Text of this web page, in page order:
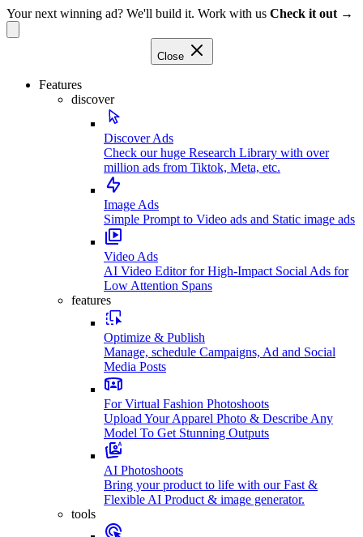
Your next winning ad? We'll build it. Work with us Check it out →
Close
Features
discover
Discover Ads
Check our huge Research Library with over
million ads from Tiktok, Meta, etc.
Image Ads
Simple Prompt to Video ads and Static image ads
Video Ads
AI Video Editor for High-Impact Social Ads for
Low Attention Spans
features
Optimize & Publish
Manage, schedule Campaigns, Ad and Social
Media Posts
For Virtual Fashion Photoshoots
Upload Your Apparel Photo & Describe Any
Model To Get Stunning Outputs
AI Photoshoots
Bring your product to life with our Fast &
Flexible AI Product & image generator.
tools